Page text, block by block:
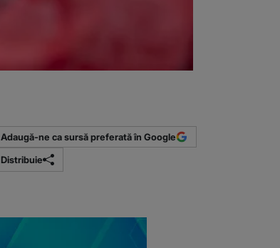
Adaugă-ne ca sursă preferată în Google
Distribuie